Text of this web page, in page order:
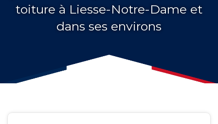
toiture à Liesse-Notre-Dame et
dans ses environs